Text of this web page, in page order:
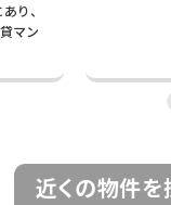
り、
マン
近くの物件を